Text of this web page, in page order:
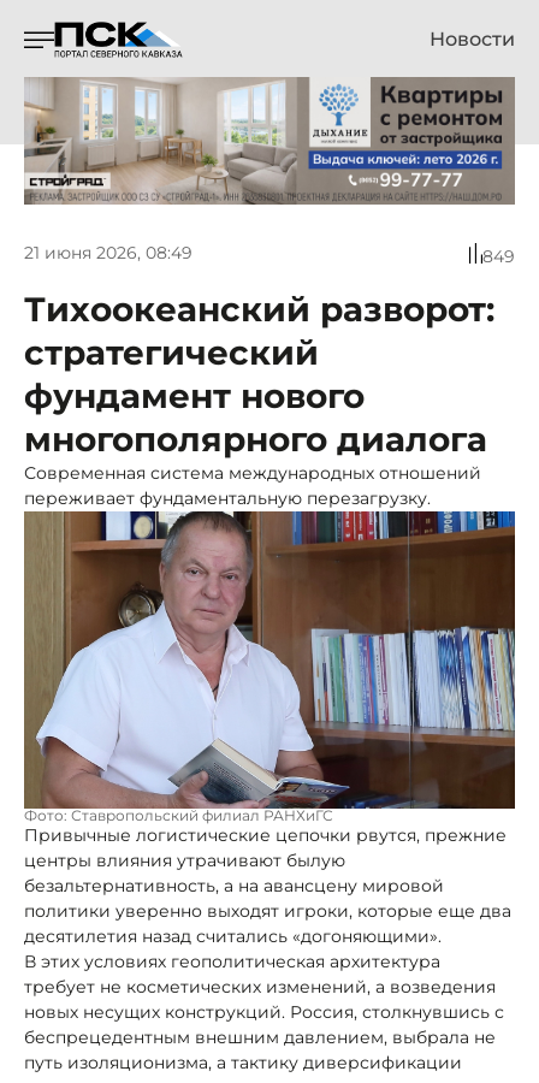
Новости
21 июня 2026, 08:49 849
Тихоокеанский разворот:
стратегический
фундамент нового
многополярного диалога
Современная система международных отношений
переживает фундаментальную перезагрузку.
Фото: Ставропольский филиал РАНХиГС
Привычные логистические цепочки рвутся, прежние
центры влияния утрачивают былую
безальтернативность, а на авансцену мировой
политики уверенно выходят игроки, которые еще два
десятилетия назад считались «догоняющими».
В этих условиях геополитическая архитектура
требует не косметических изменений, а возведения
новых несущих конструкций. Россия, столкнувшись с
беспрецедентным внешним давлением, выбрала не
путь изоляционизма, а тактику диверсификации